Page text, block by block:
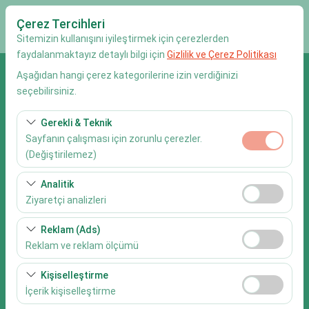
Çerez Tercihleri
Sitemizin kullanışını iyileştirmek için çerezlerden
faydalanmaktayız detaylı bilgi için Gizlilik ve Çerez Politikası
Aşağıdan hangi çerez kategorilerine izin verdiğinizi
seçebilirsiniz.
Gerekli & Teknik
Sayfanın çalışması için zorunlu çerezler.
(Değiştirilemez)
Bu çerezler sitenin doğru şekilde çalışması, güvenlik,
oturum yönetimi ve temel işlevler için gereklidir. Devre
dışı bırakılamaz.
Analitik
Ziyaretçi analizleri
Bu çerezler, sitemizin nasıl kullanıldığını (ziyaretçi sayısı,
en çok ziyaret edilen sayfalar, kullanıcı davranışları)
analiz etmemizi sağlar. Bu veriler, web sitesi
performansını ölçmek ve kullanıcı deneyimini sürekli
iyileştirmek için kullanılır.
Reklam (Ads)
Reklam ve reklam ölçümü
Bu çerezler, size ilgi alanlarınıza uygun kişiselleştirilmiş
reklamlar göstermemize ve reklam kampanyalarımızın
etkinliğini (gösterim sayısı, tıklama oranı) ölçmemize
Kişiselleştirme
İçerik kişiselleştirme
Alış Lokasyonu
Antalya Kalkan Oteller ve Villalar
Aracı farklı bir lokasyona bırakacağım.
Alış Tarih & Saat
Bırakış Tarih & Saat